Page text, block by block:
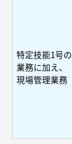
特定技能1号の
業務に加え、
現場管理業務